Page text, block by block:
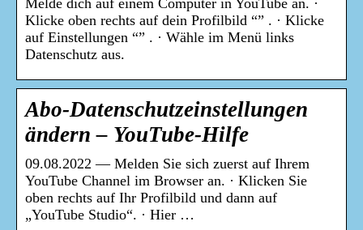
Melde dich auf einem Computer in YouTube an. ·
Klicke oben rechts auf dein Profilbild “” . · Klicke
auf Einstellungen “” . · Wähle im Menü links
Datenschutz aus.
Abo-Datenschutzeinstellungen
ändern – YouTube-Hilfe
09.08.2022 — Melden Sie sich zuerst auf Ihrem
YouTube Channel im Browser an. · Klicken Sie
oben rechts auf Ihr Profilbild und dann auf
„YouTube Studio“. · Hier …